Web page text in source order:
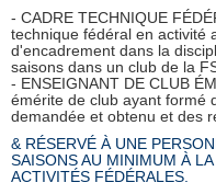
- CADRE TECHNIQUE
technique fédéral en activité
d'encadrement dans la
saisons dans un club de la
- ENSEIGNANT DE CLUB
émérite de club ayant formé
demandée et obtenu et des
& RÉSERVÉ À UNE
SAISONS AU MINIMUM À
ACTIVITÉS FÉDÉRALES.